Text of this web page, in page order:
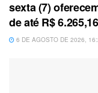
sexta (7)
de até R$ 6.265,16
6 DE AGOSTO DE 2026,